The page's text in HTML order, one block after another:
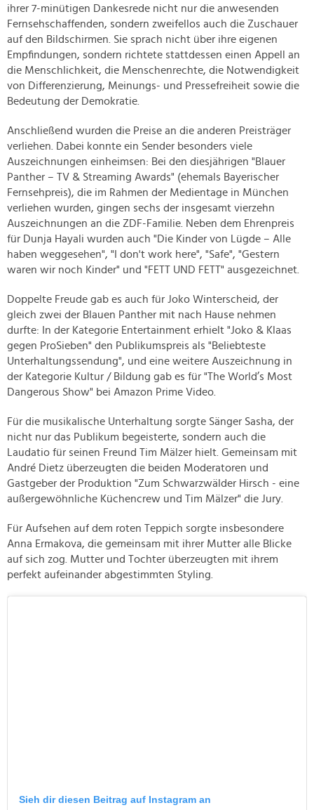
ihrer 7-minütigen Dankesrede nicht nur die anwesenden
Fernsehschaffenden, sondern zweifellos auch die Zuschauer
auf den Bildschirmen. Sie sprach nicht über ihre eigenen
Empfindungen, sondern richtete stattdessen einen Appell an
die Menschlichkeit, die Menschenrechte, die Notwendigkeit
von Differenzierung, Meinungs- und Pressefreiheit sowie die
Bedeutung der Demokratie.
Anschließend wurden die Preise an die anderen Preisträger
verliehen. Dabei konnte ein Sender besonders viele
Auszeichnungen einheimsen: Bei den diesjährigen "Blauer
Panther – TV & Streaming Awards" (ehemals Bayerischer
Fernsehpreis), die im Rahmen der Medientage in München
verliehen wurden, gingen sechs der insgesamt vierzehn
Auszeichnungen an die ZDF-Familie. Neben dem Ehrenpreis
für Dunja Hayali wurden auch "Die Kinder von Lügde – Alle
haben weggesehen", "I don't work here", "Safe", "Gestern
waren wir noch Kinder" und "FETT UND FETT" ausgezeichnet.
Doppelte Freude gab es auch für Joko Winterscheid, der
gleich zwei der Blauen Panther mit nach Hause nehmen
durfte: In der Kategorie Entertainment erhielt "Joko & Klaas
gegen ProSieben" den Publikumspreis als "Beliebteste
Unterhaltungssendung", und eine weitere Auszeichnung in
der Kategorie Kultur / Bildung gab es für "The World’s Most
Dangerous Show" bei Amazon Prime Video.
Für die musikalische Unterhaltung sorgte Sänger Sasha, der
nicht nur das Publikum begeisterte, sondern auch die
Laudatio für seinen Freund Tim Mälzer hielt. Gemeinsam mit
André Dietz überzeugten die beiden Moderatoren und
Gastgeber der Produktion "Zum Schwarzwälder Hirsch - eine
außergewöhnliche Küchencrew und Tim Mälzer" die Jury.
Für Aufsehen auf dem roten Teppich sorgte insbesondere
Anna Ermakova, die gemeinsam mit ihrer Mutter alle Blicke
auf sich zog. Mutter und Tochter überzeugten mit ihrem
perfekt aufeinander abgestimmten Styling.
Sieh dir diesen Beitrag auf Instagram an